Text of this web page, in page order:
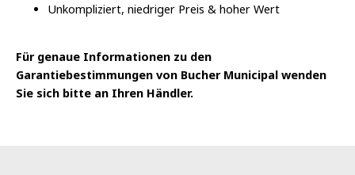
Unkompliziert, niedriger Preis & hoher Wert
Für genaue Informationen zu den
Garantiebestimmungen von Bucher Municipal wenden
Sie sich bitte an Ihren Händler.